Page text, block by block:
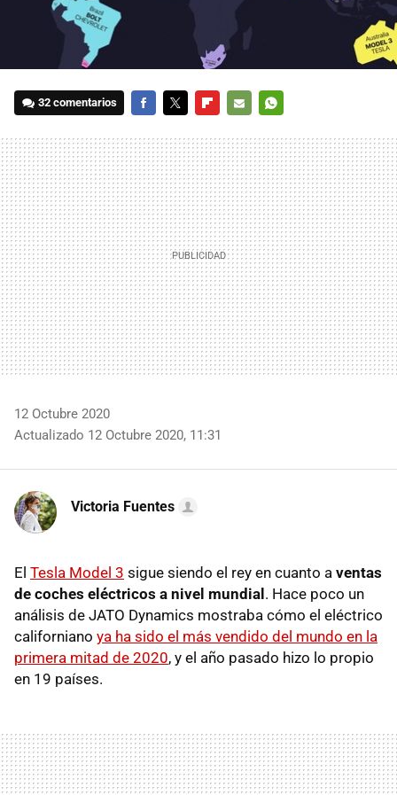
32 comentarios
MAIL
12 Octubre 2020
Actualizado 12 Octubre 2020, 11:31
Victoria Fuentes
El Tesla Model 3 sigue siendo el rey en cuanto a ventas
de coches eléctricos a nivel mundial. Hace poco un
análisis de JATO Dynamics mostraba cómo el eléctrico
californiano ya ha sido el más vendido del mundo en la
primera mitad de 2020, y el año pasado hizo lo propio
en 19 países.